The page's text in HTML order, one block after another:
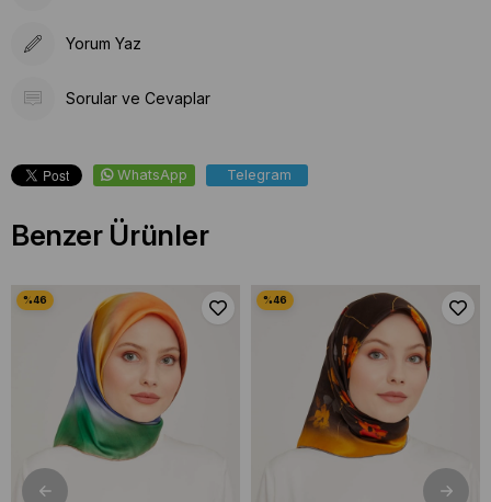
Yorum Yaz
Sorular ve Cevaplar
WhatsApp Telegram
Benzer Ürünler